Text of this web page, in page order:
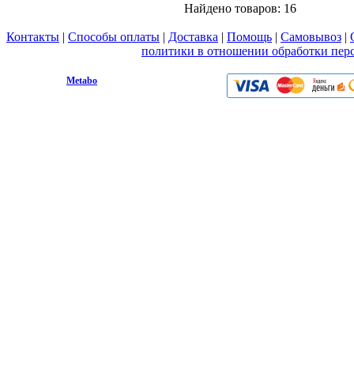
Найдено товаров: 16
Контакты | Способы оплаты | Доставка | Помощь | Самовывоз |
политики в отношении обработки
Metabo